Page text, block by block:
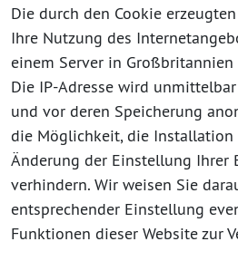
Die durch den Cookie
Ihre Nutzung des
einem Server in
Die IP-Adresse wird
und vor deren Speicherung
die Möglichkeit, die Installation
Änderung der Einstellung Ihrer
verhindern. Wir weisen Sie
entsprechender Einstellung
Funktionen dieser Website zur